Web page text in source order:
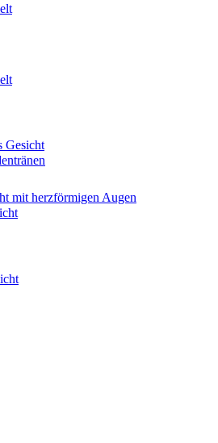
Gesicht
mit herzförmigen Augen